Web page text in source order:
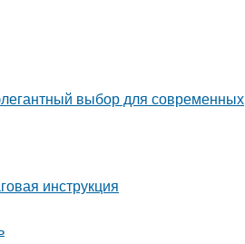
выбор для современных
инструкция